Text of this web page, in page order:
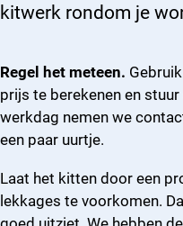
kitwerk rondom je
Regel het meteen.
prijs te berekenen en
werkdag nemen we
een paar uurtje.
Laat het kitten door een
lekkages te voorkomen.